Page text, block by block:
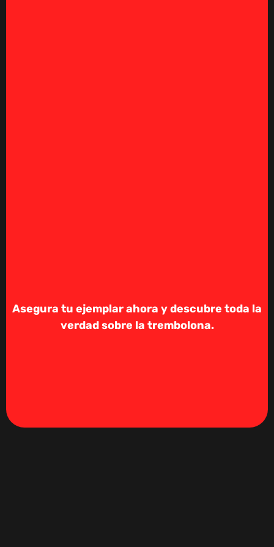
Asegura tu ejemplar ahora y descubre toda la
verdad sobre la trembolona.